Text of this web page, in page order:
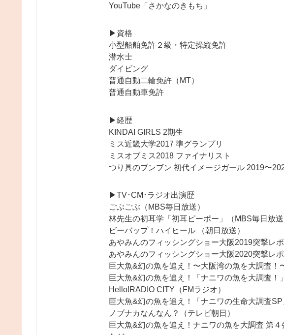
YouTube「さかなのきもち」
▶︎資格
小型船舶免許２級・特定操縦免許
潜水士
ダイビング
普通自動二輪免許（MT）
普通自動車免許
▶︎経歴
KINDAI GIRLS 2期生
ミス近畿大学2017 準グランプリ
ミスオブミス2018 ファイナリスト
つり具のブンブン 初代イメージガール 2019〜
▶︎TV･CM･ラジオ出演歴
ごぶごぶ（MBS毎日放送）
林先生の初耳学「初耳ピーポー」（MBS毎日放送
ビーバップ！ハイヒール （朝日放送）
あやみんのフィッシングショー大阪2019突撃レ
あやみんのフィッシングショー大阪2020突撃レ
巨大魚&幻の魚を追え！〜大阪湾の魚を大調査！
巨大魚&幻の魚を追え！「ナニワの魚を大調査！
Hello!RADIO CITY（FMラジオ）
巨大魚&幻の魚を追え！「ナニワの生命大調査SP
ノブナカなんなん？（テレビ朝日）
巨大魚&幻の魚を追え！ナニワの魚を大調査 第４